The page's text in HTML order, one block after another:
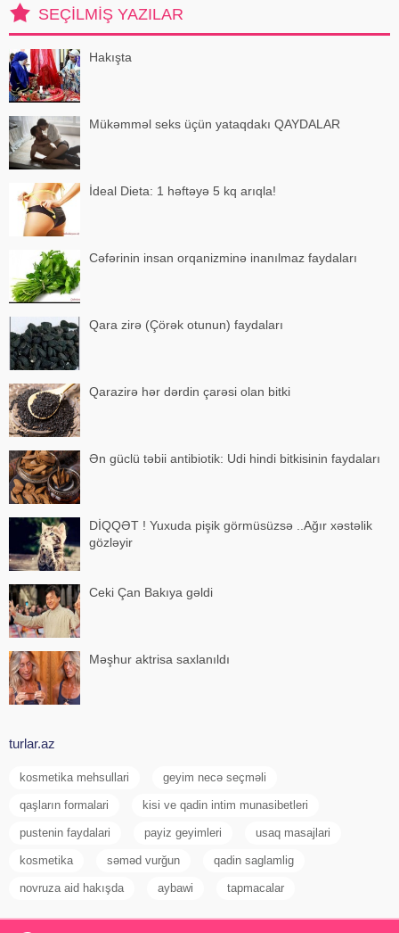
SEÇILMIŞ YAZILAR
Hakışta
Mükəmməl seks üçün yataqdakı QAYDALAR
İdeal Dieta: 1 həftəyə 5 kq arıqla!
Cəfərinin insan orqanizminə inanılmaz faydaları
Qara zirə (Çörək otunun) faydaları
Qarazirə hər dərdin çarəsi olan bitki
Ən güclü təbii antibiotik: Udi hindi bitkisinin faydaları
DİQQƏT ! Yuxuda pişik görmüsüzsə ..Ağır xəstəlik
gözləyir
Ceki Çan Bakıya gəldi
Məşhur aktrisa saxlanıldı
turlar.az
kosmetika mehsullari geyim necə seçməli
qaşların formalari kisi ve qadin intim munasibetleri
pustenin faydalari payiz geyimleri usaq masajlari
kosmetika səməd vurğun qadin saglamlig
novruza aid hakışda aybawi tapmacalar